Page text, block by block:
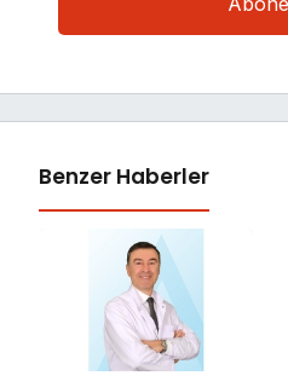
Benzer Haberler